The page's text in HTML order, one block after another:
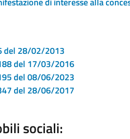
del 28/02/2013
del 17/03/2016
del 08/06/2023
del 28/06/2017
sociali: